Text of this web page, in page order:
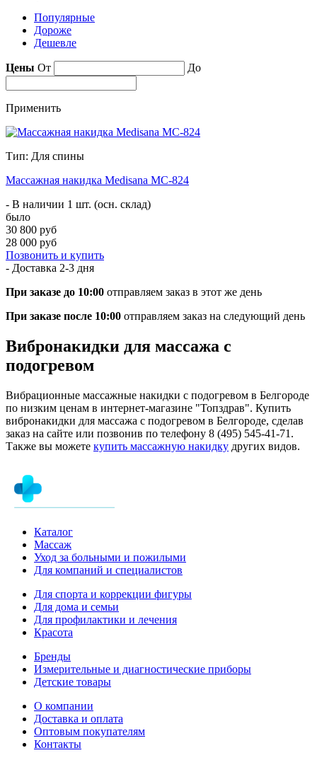
Популярные
Дороже
Дешевле
Цены От До
Применить
Тип: Для спины
Массажная накидка Medisana MC-824
- В наличии 1 шт. (осн. склад)
было
30 800 руб
28 000 руб
Позвонить и купить
- Доставка 2-3 дня
При заказе до 10:00 отправляем заказ в этот же день
При заказе после 10:00 отправляем заказ на следующий день
Вибронакидки для массажа с
подогревом
Вибрационные массажные накидки с подогревом в Белгороде
по низким ценам в интернет-магазине "Топздрав". Купить
вибронакидки для массажа с подогревом в Белгороде, сделав
заказ на сайте или позвонив по телефону 8 (495) 545-41-71.
Также вы можете купить массажную накидку других видов.
Каталог
Массаж
Уход за больными и пожилыми
Для компаний и специалистов
Для спорта и коррекции фигуры
Для дома и семьи
Для профилактики и лечения
Красота
Бренды
Измерительные и диагностические приборы
Детские товары
О компании
Доставка и оплата
Оптовым покупателям
Контакты